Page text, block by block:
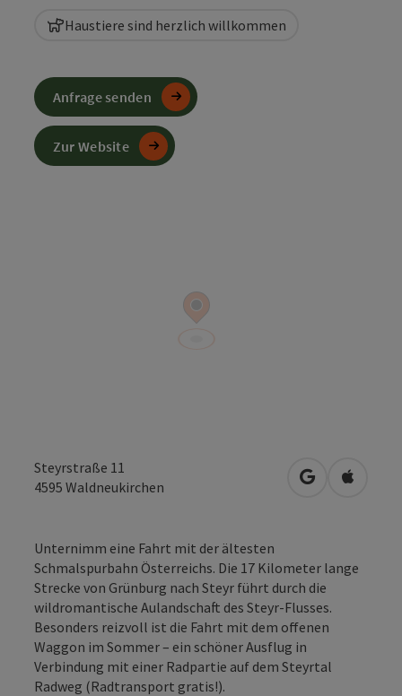
Haustiere sind herzlich willkommen
Steyrstraße 11
4595 Waldneukirchen in Google
in
Unternimm eine Fahrt mit der ältesten
Schmalspurbahn Österreichs. Die 17 Kilometer lange
Strecke von Grünburg nach Steyr führt durch die
wildromantische Aulandschaft des Steyr-Flusses.
Besonders reizvoll ist die Fahrt mit dem offenen
Waggon im Sommer – ein schöner Ausflug in
Verbindung mit einer Radpartie auf dem Steyrtal
Radweg (Radtransport gratis!).
Anfrage senden
Zur Website